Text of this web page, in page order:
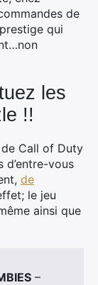
de
qui
les
!!
Call of Duty
vous
de
le jeu
ainsi que
–